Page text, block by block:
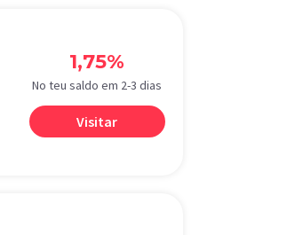
1,75%
No teu saldo em 2-3 dias
Visitar